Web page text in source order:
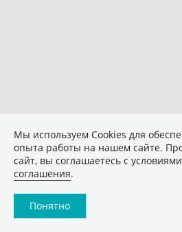
Мы используем Сookies для
опыта работы на нашем сайте.
сайт, вы соглашаетесь с условиями
соглашения.
Понятно